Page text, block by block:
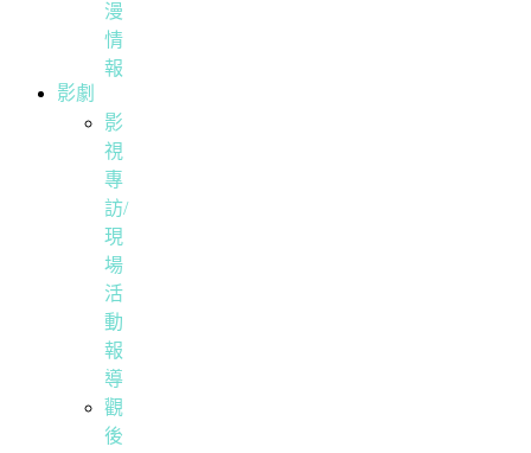
漫
情
報
影劇
影
視
專
訪/
現
場
活
動
報
導
觀
後